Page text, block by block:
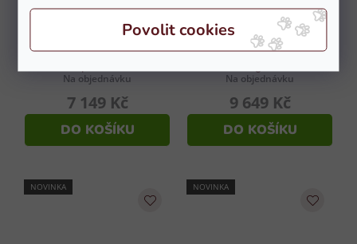
Strojek střihací HEINIGER
Na objednávku
7 149 Kč
DO KOŠÍKU
Strojek střihací HEINIGER
Na objednávku
9 649 Kč
DO KOŠÍKU
NOVINKA NOVINKA